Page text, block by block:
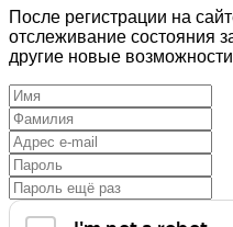
После регистрации на
отслеживание состояния
другие новые возможности